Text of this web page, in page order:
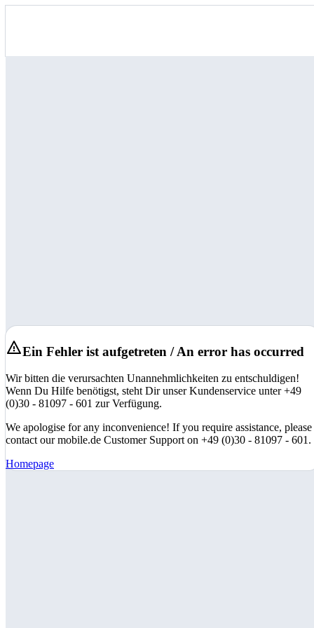
Ein Fehler ist aufgetreten / An error has occurred
Wir bitten die verursachten Unannehmlichkeiten zu entschuldigen!
Wenn Du Hilfe benötigst, steht Dir unser Kundenservice unter +49
(0)30 - 81097 - 601 zur Verfügung.
We apologise for any inconvenience! If you require assistance, please
contact our mobile.de Customer Support on +49 (0)30 - 81097 - 601.
Homepage